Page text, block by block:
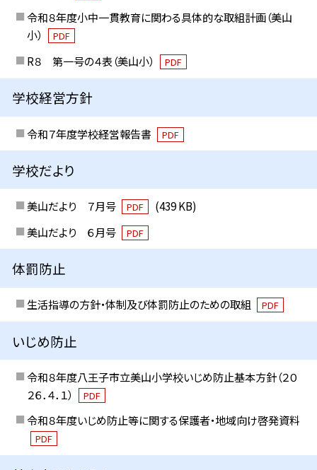
令和８年度小中一貫教育に関わる具体的な取組計画（美山
小）
PDF
R８ 第一号の４表（美山小） PDF
学校経営方針
令和７年度学校経営報告書 PDF
学校だより
美山だより ７月号 PDF
(439 KB)
美山だより ６月号
PDF
体罰防止
生活指導の方針・体制及び体罰防止のための取組 PDF
いじめ防止
令和８年度八王子市立美山小学校いじめ防止基本方針（２０
２６．４．１）
PDF
令和８年度いじめ防止等に関する保護者・地域向け啓発資料
PDF